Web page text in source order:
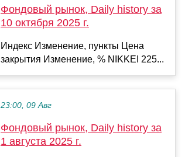
Фондовый рынок, Daily history за
10 октября 2025 г.
Индекс Изменение, пункты Цена
закрытия Изменение, % NIKKEI 225...
23:00, 09 Авг
Фондовый рынок, Daily history за
1 августа 2025 г.